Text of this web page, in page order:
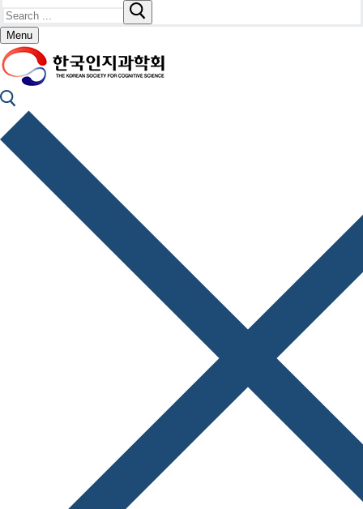
for:
Menu